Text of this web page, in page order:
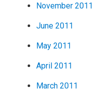
November 2011
June 2011
May 2011
April 2011
March 2011